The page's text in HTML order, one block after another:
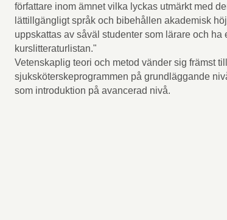
författare inom ämnet vilka lyckas utmärkt med
lättillgängligt språk och bibehållen akademisk
uppskattas av såväl studenter som lärare och ha
kurslitteraturlistan."
Vetenskaplig teori och metod vänder sig främst
sjuksköterskeprogrammen på grundläggande
som introduktion på avancerad nivå.